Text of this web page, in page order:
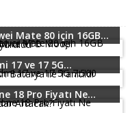
Mate 80 için 16GB...
17 ve 17 5G...
18 Pro Fiyatı Ne...